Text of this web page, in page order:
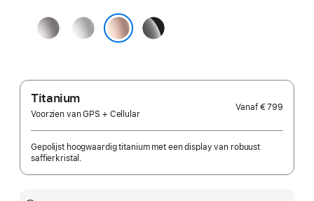
Spacegrijs
Zilver Gitzwart
Titanium
Voorzien van GPS + Cellular
Vanaf € 799
Gepolijst hoogwaardig titanium met een display van robuust
saffierkristal.